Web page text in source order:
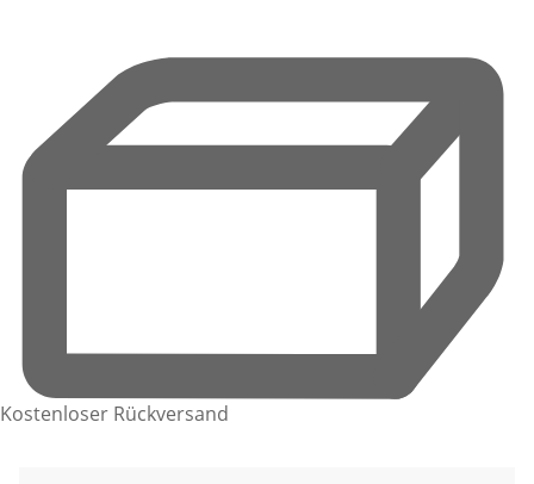
Kostenloser Rückversand